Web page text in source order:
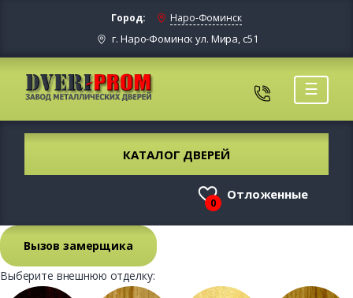
Город: Наро-Фоминск
г. Наро-Фоминск ул. Мира, с51
☰
КАТАЛОГ ДВЕРЕЙ
0
Отложенные
Вызов замерщика
Выберите внешнюю отделку: